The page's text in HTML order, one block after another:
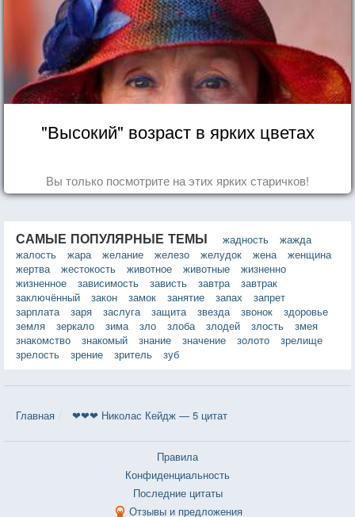
"Высокий" возраст в ярких цветах
Вы только посмотрите на этих ярких старичков!
САМЫЕ ПОПУЛЯРНЫЕ ТЕМЫ жадность
жажда
жалость
жара желание железо желудок жена
женщина
жертва
жестокость животное животные
жизненно
жизненное
зависимость зависть завтра
завтрак
заключённый
закон замок занятие запах
запрет
зарплата
заря заслуга защита звезда звонок
здоровье
земля
зеркало зима зло злоба злодей злость
змея
знакомство
знакомый знание значение золото
зрелище
зрелость
зрение зритель зуб
Главная ❤❤❤ Николас Кейдж — 5 цитат
Правила
Конфиденциальность
Последние цитаты
Отзывы и предложения